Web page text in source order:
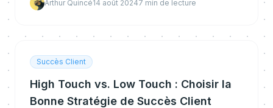
sommets.
Arthur Quincé14 août 20247 min de lecture
Succès Client
High Touch vs. Low Touch : Choisir la
Bonne Stratégie de Succès Client